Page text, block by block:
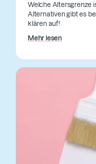
Welche Altersgrenze
Alternativen gibt es
klären auf!
Mehr lesen